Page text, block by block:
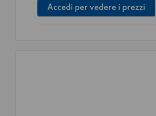
Accedi per vedere i prezzi